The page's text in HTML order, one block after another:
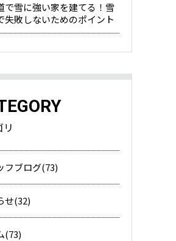
で雪に強い家を建てる！雪
失敗しないためのポイント
リ
フブログ(73)
せ(32)
(73)